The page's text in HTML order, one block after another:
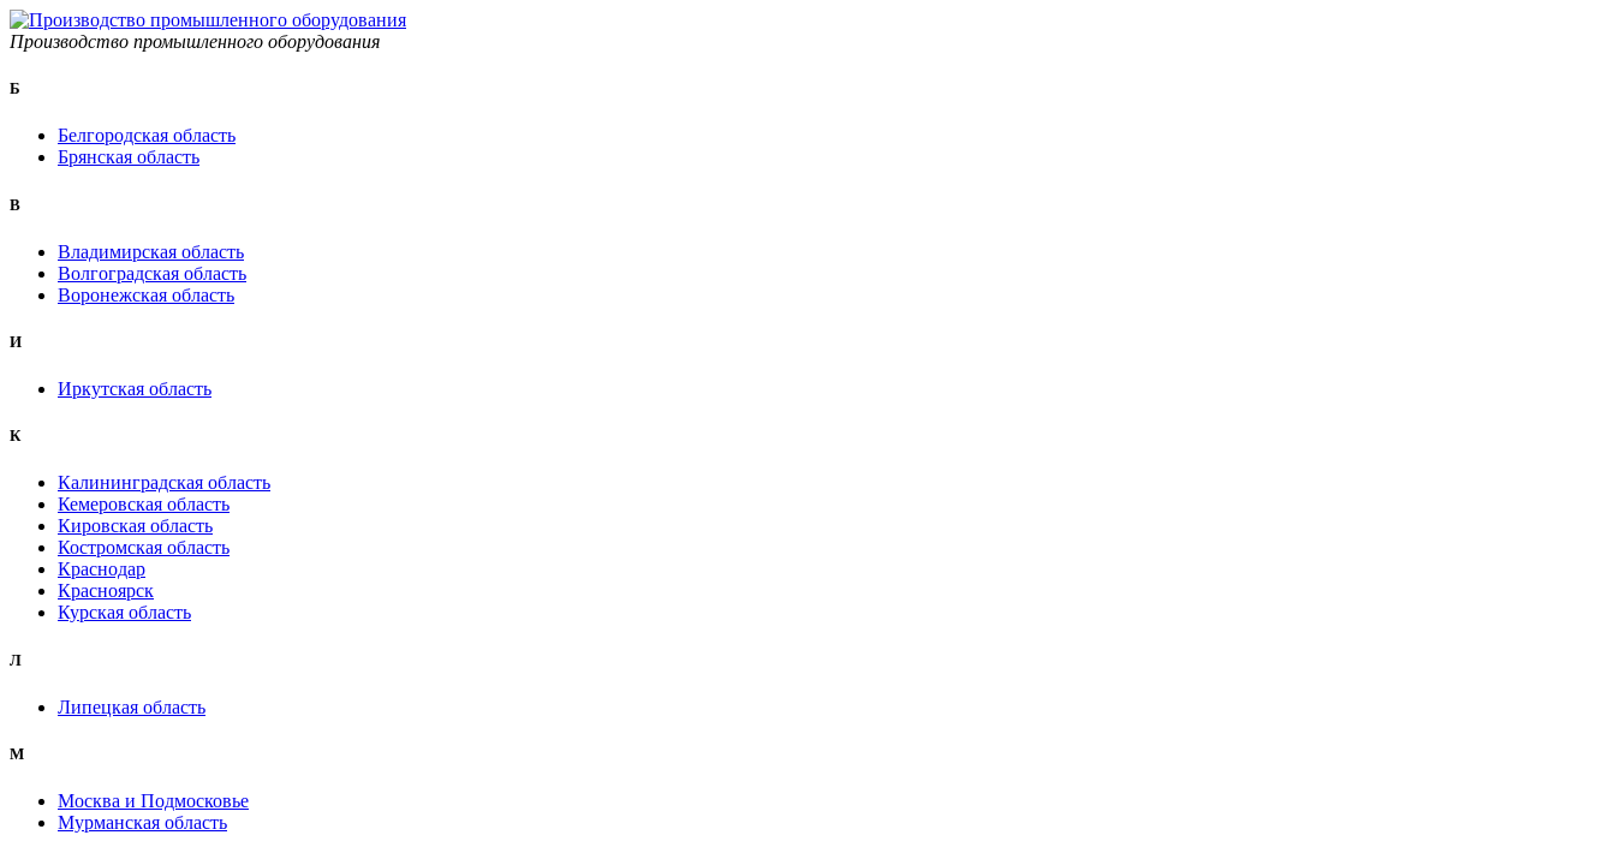
Производство промышленного оборудования
Б
Белгородская область
Брянская область
B
Владимирская область
Волгоградская область
Воронежская область
И
Иркутская область
К
Калининградская область
Кемеровская область
Кировская область
Костромская область
Краснодар
Красноярск
Курская область
Л
Липецкая область
М
Москва и Подмосковье
Мурманская область